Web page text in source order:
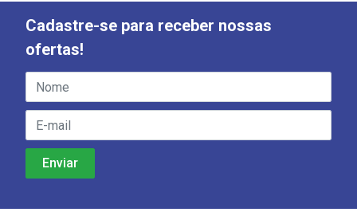
Cadastre-se para receber nossas
ofertas!